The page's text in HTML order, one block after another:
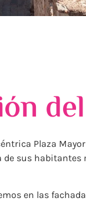
Plaza
sus habitantes
en las